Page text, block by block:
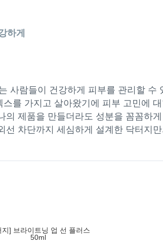
하게
사람들이 건강하게 피부를 관리할
를 가지고 살아왔기에 피부 고민에
의 제품을 만들더라도 성분을 꼼꼼하
선 차단까지 세심하게 설계한 닥터지
지] 브라이트닝 업 선 플러스
50ml